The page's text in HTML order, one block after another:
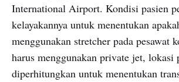
International Airport. Kondisi pasien
kelayakannya untuk menentukan
menggunakan stretcher pada pesawat
harus menggunakan private jet, lokasi
diperhitungkan untuk menentukan